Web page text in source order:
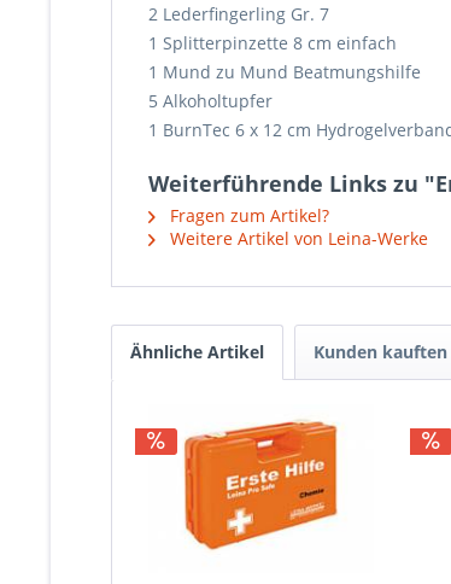
2 Lederfingerling Gr. 7
1 Splitterpinzette 8 cm einfach
1 Mund zu Mund Beatmungshilfe
5 Alkoholtupfer
1 BurnTec 6 x 12 cm
Weiterführende Links zu
Fragen zum Artikel?
Weitere Artikel von Leina-Werke
Ähnliche Artikel Kunden kauften